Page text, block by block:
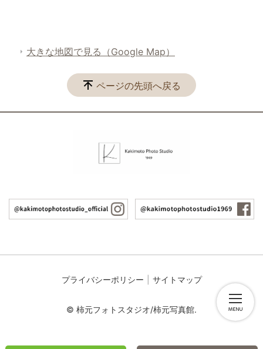
大きな地図で見る（Google Map）
ページの先頭へ戻る
プライバシーポリシー サイトマップ
© 柿元フォトスタジオ/柿元写真館.